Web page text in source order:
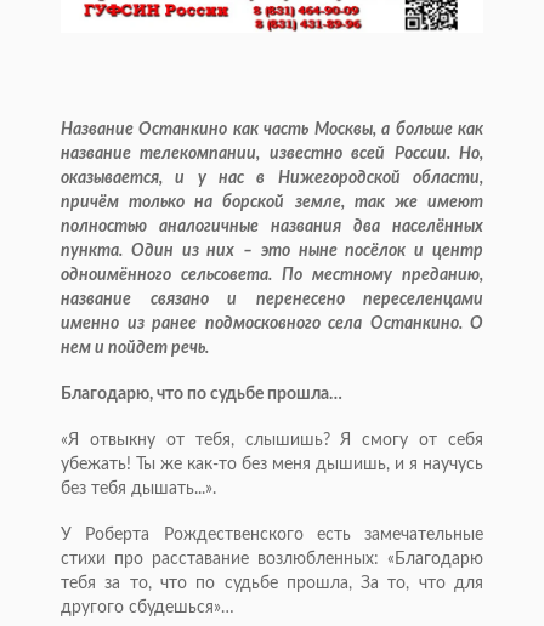
Название Останкино как часть Москвы, а больше как
название телекомпании, известно всей России. Но,
оказывается, и у нас в Нижегородской области,
причём только на борской земле, так же имеют
полностью аналогичные названия два населённых
пункта. Один из них – это ныне посёлок и центр
одноимённого сельсовета. По местному преданию,
название связано и перенесено переселенцами
именно из ранее подмос­ковного села Останкино. О
нем и пойдет речь.
Благодарю, что по судьбе прошла…
«Я отвыкну от тебя, слышишь? Я смогу от себя
убежать! Ты же как-то без меня дышишь, и я научусь
без тебя дышать...».
У Роберта Рождественского есть замечательные
стихи про расставание возлюбленных: «Благодарю
тебя за то, что по судьбе прошла, За то, что для
другого сбудешься»…